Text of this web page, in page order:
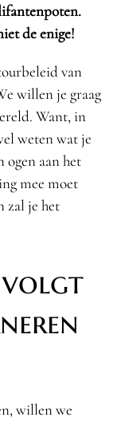
de enige!
van
willen je graag
Want, in
weten wat je
ogen aan het
mee moet
zal je het
volgt
willen we